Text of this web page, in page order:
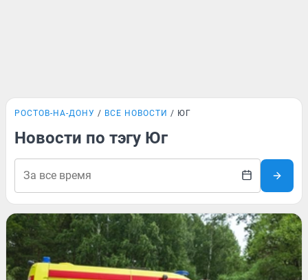
РОСТОВ-НА-ДОНУ ВСЕ НОВОСТИ ЮГ
Новости по тэгу Юг